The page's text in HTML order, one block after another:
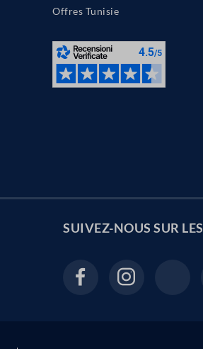
Offres Tunisie
SUIVEZ-NOUS SUR LES